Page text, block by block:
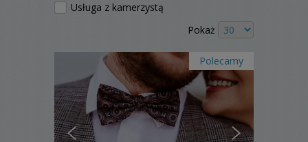
Usługa z kamerzystą
Pokaż
Polecamy